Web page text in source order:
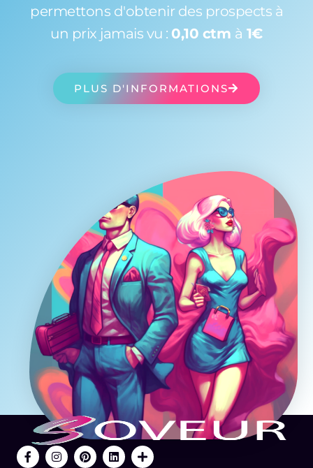
permettons d'obtenir des prospects à
un prix jamais vu : 0,10 ctm à 1€
PLUS D'INFORMATIONS